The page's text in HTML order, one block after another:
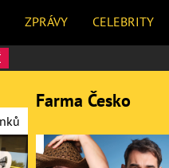
ZPRÁVY CELEBRITY
Farma Česko